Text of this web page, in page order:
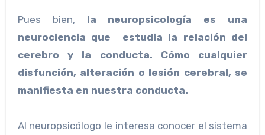
Pues bien, la neuropsicología es una
neurociencia que estudia la relación del
cerebro y la conducta. Cómo cualquier
disfunción, alteración o lesión cerebral, se
manifiesta en nuestra conducta.
Al neuropsicólogo le interesa conocer el sistema